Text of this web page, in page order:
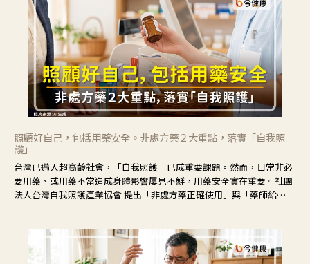
照顧好自己，包括用藥安全。非處方藥２大重點，落實「自我照
護」
台灣已邁入超高齡社會，「自我照護」已成重要課題。然而，日常非必
要用藥、或用藥不當造成身體影響屢見不鮮，用藥安全實在重要。社團
法人台灣自我照護產業協會 提出「非處方藥正確使用」與「藥師給